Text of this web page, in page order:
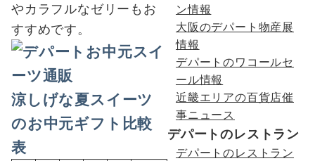
やカラフルなゼリーもお
すすめです。
涼しげな夏スイーツ
のお中元ギフト比較
表
ン情報
大阪のデパート物産展
情報
デパートのワコールセ
ール情報
近畿エリアの百貨店催
事ニュース
デパートのレストラン
デパートのレストラン